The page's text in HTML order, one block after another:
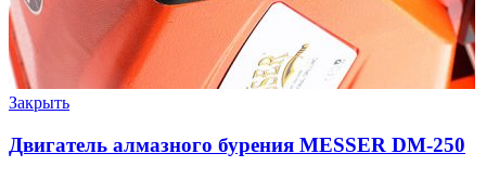
Закрыть
Двигатель алмазного бурения MESSER DM-250